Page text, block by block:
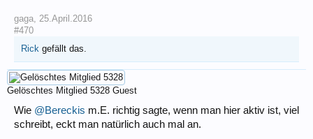
gaga 25.April.2016
#470
Rick gefällt das.
Gelöschtes Mitglied 5328 Guest
Wie @Bereckis m.E. richtig sagte, wenn man hier aktiv ist, viel
schreibt, eckt man natürlich auch mal an.